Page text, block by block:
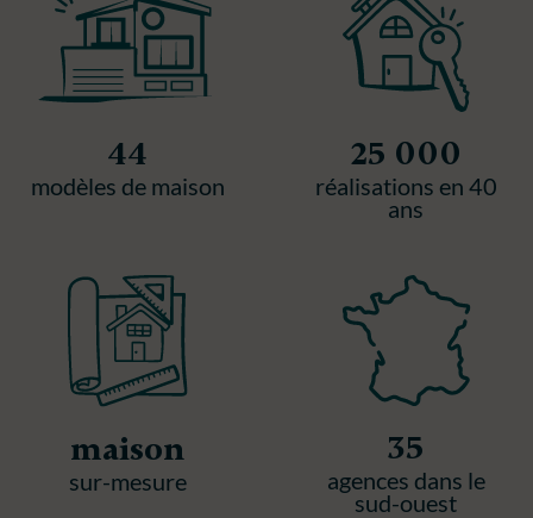
44
modèles de maison
25 000
réalisations en 40
ans
maison
sur-mesure
35
agences dans le
sud-ouest